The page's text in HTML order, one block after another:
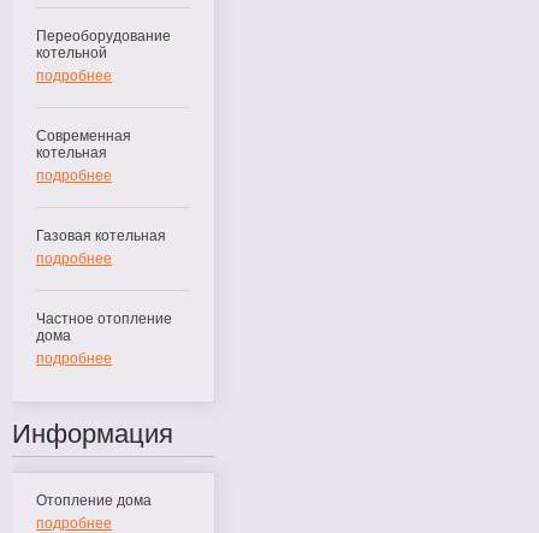
Переоборудование
котельной
подробнее
Современная
котельная
подробнее
Газовая котельная
подробнее
Частное отопление
дома
подробнее
Информация
Отопление дома
подробнее